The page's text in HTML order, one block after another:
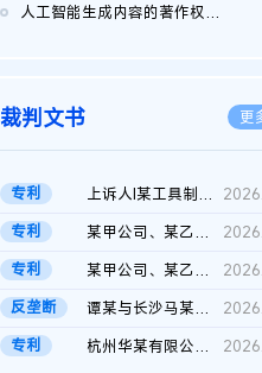
人工智能生成内容的著作权司法认定：演进逻辑、现实困境与规则建...
裁判文书 更
专利 上诉人I某工具制品有限公司与被上诉人程某及一审被告中华人民共和...
专利
某甲公司、某乙公司、某丙公司申请诉前行为保全复议裁定书
专利
某甲公司、某乙公司、官某与某丙公司专利申请权权属纠纷 二审判决...
反垄断
谭某与长沙马某堆农产品股份有限公司滥用市场支配地位纠纷二审裁...
专利
杭州华某有限公司与菲某有限公司侵害发明专利权纠纷